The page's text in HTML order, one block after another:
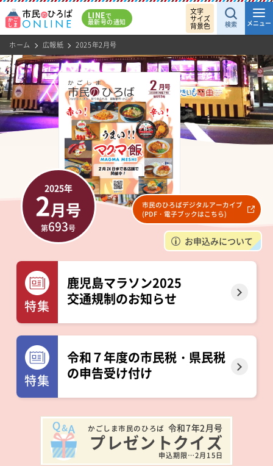
LINEで
最新号の通知
文字
サイズ
背景色 検索 メニュー
ホーム 広報紙 2025年2月号
2025年
2月号
第693号
市民のひろばデジタルアーカイブ
(PDF・電子ブックはこちら)
お申込みについて
特集
鹿児島マラソン2025
交通規制のお知らせ
特集
令和７年度の市民税・県民税
の申告受け付け
かごしま市民のひろば 令和7年2月号
プレゼントクイズ
申込期限…2月15日